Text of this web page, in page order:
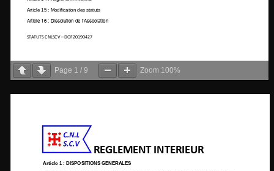
Page 1 / 9 Zoom 100%